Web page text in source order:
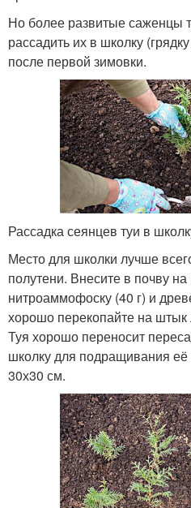
Но более развитые саженцы
рассадить их в школку
после первой зимовки.
Рассадка сеянцев туи в
Место для школки лучше
полутени. Внесите в почву
нитроаммофоску (40 г) и
хорошо перекопайте на штык
Туя хорошо переносит
школку для подращивания
30х30 см.